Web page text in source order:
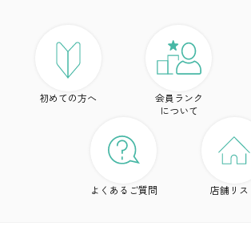
初めての方へ
会員ランク
について
よくあるご質問 店舗リス